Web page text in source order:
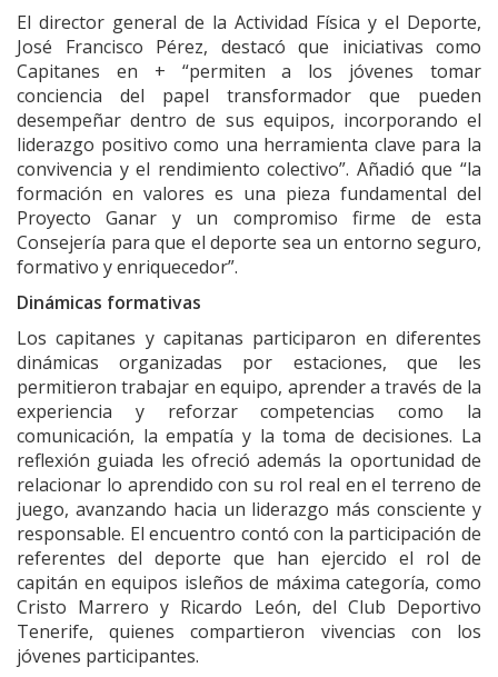
El director general de la Actividad Física y el Deporte,
José Francisco Pérez, destacó que iniciativas como
Capitanes en + “permiten a los jóvenes tomar
conciencia del papel transformador que pueden
desempeñar dentro de sus equipos, incorporando el
liderazgo positivo como una herramienta clave para la
convivencia y el rendimiento colectivo”. Añadió que “la
formación en valores es una pieza fundamental del
Proyecto Ganar y un compromiso firme de esta
Consejería para que el deporte sea un entorno seguro,
formativo y enriquecedor”.
Dinámicas formativas
Los capitanes y capitanas participaron en diferentes
dinámicas organizadas por estaciones, que les
permitieron trabajar en equipo, aprender a través de la
experiencia y reforzar competencias como la
comunicación, la empatía y la toma de decisiones. La
reflexión guiada les ofreció además la oportunidad de
relacionar lo aprendido con su rol real en el terreno de
juego, avanzando hacia un liderazgo más consciente y
responsable. El encuentro contó con la participación de
referentes del deporte que han ejercido el rol de
capitán en equipos isleños de máxima categoría, como
Cristo Marrero y Ricardo León, del Club Deportivo
Tenerife, quienes compartieron vivencias con los
jóvenes participantes.